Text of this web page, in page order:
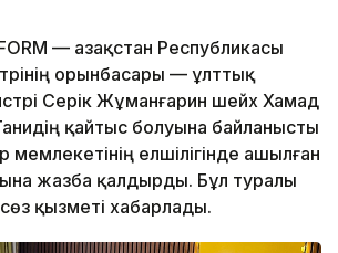
— Қазақстан Республикасы
орынбасары — ұлттық
Серік Жұманғарин шейх Хамад
қайтыс болуына байланысты
мемлекетінің елшілігінде ашылған
жазба қалдырды. Бұл туралы
қызметі хабарлады.